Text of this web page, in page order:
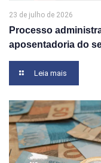
23 de julho de 2026
Processo
aposentadoria do
Leia mais